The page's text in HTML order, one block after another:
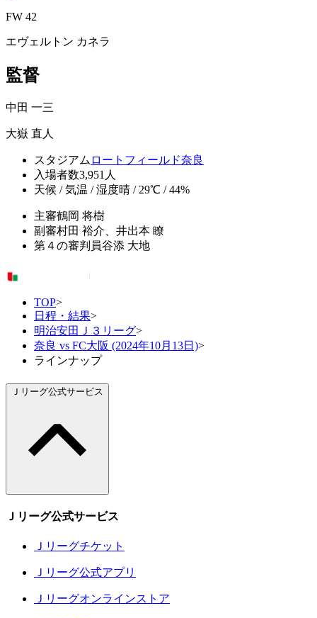
FW 42
エヴェルトン カネラ
監督
中田 一三
大嶽 直人
スタジアム ロートフィールド奈良
入場者数3,951人
天候 / 気温 / 湿度晴 / 29℃ / 44%
主審鶴岡 将樹
副審村田 裕介、井出本 瞭
第４の審判員谷添 大地
TOP>
日程・結果>
明治安田Ｊ３リーグ>
奈良 vs FC大阪 (2024年10月13日)>
ラインナップ
Ｊリーグ公式サービス
Ｊリーグ公式サービス
Ｊリーグチケット
Ｊリーグ公式アプリ
Ｊリーグオンラインストア